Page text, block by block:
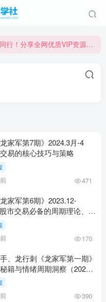
、网络营销教程、自媒体短视频教程等，长期更新各大精品创业项目！
、网络营销教程、自媒体短视频教程等，长期更新各大精品创业项目！
家军第7期》2024.3月-4
易的核心技巧与策略
471
家军第6期》2023.12-
市交易必备的周期理论、策
理指南
170
、龙行刺《龙家军第一期》
籍与情绪周期洞察（2022
）
390